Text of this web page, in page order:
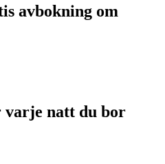
avbokning om
natt du bor